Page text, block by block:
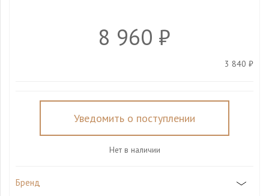
8 960 ₽
3 840 ₽
Уведомить о поступлении
Нет в наличии
Бренд